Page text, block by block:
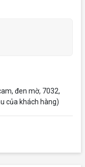
đen mờ, 7032,
của khách hàng)